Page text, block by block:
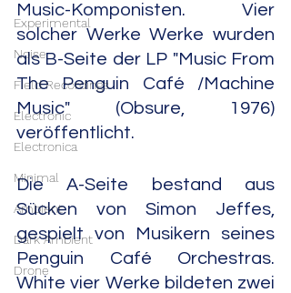
Experimental
Noise
Field Recordings
Electronic
Electronica
Minimal
Ambient
Dark Ambient
Drone
Music-Komponisten. Vier
solcher Werke Werke wurden
als B-Seite der LP "Music From
The Penguin Café /Machine
Music" (Obsure, 1976)
veröffentlicht.
Die A-Seite bestand aus
Sücken von Simon Jeffes,
gespielt von Musikern seines
Penguin Café Orchestras.
White vier Werke bildeten zwei